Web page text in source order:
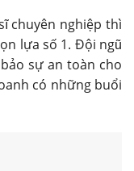
chuyên nghiệp thì
lựa số 1. Đội ngũ
sự an toàn cho
có những buổi